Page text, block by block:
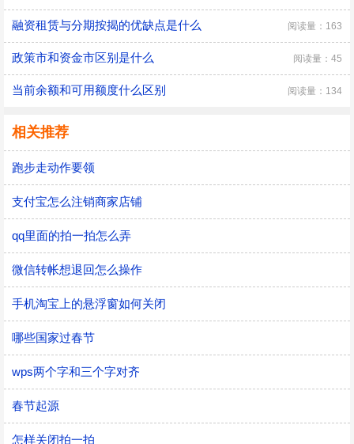
融资租赁与分期按揭的优缺点是什么 阅读量：163
政策市和资金市区别是什么 阅读量：45
当前余额和可用额度什么区别 阅读量：134
相关推荐
跑步走动作要领
支付宝怎么注销商家店铺
qq里面的拍一拍怎么弄
微信转帐想退回怎么操作
手机淘宝上的悬浮窗如何关闭
哪些国家过春节
wps两个字和三个字对齐
春节起源
怎样关闭拍一拍